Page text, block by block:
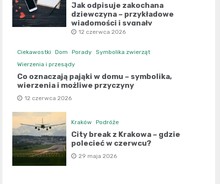
Jak odpisuje zakochana
dziewczyna – przykładowe
wiadomości i sygnały
12 czerwca 2026
Ciekawostki Dom Porady Symbolika zwierząt
Wierzenia i przesądy
Co oznaczają pająki w domu – symbolika,
wierzenia i możliwe przyczyny
12 czerwca 2026
Kraków Podróże
City break z Krakowa – gdzie
polecieć w czerwcu?
29 maja 2026